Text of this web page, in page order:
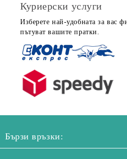
Куриерски услуги
Изберете най-удобната за вас
пътуват вашите пратки.
Бързи връзки: